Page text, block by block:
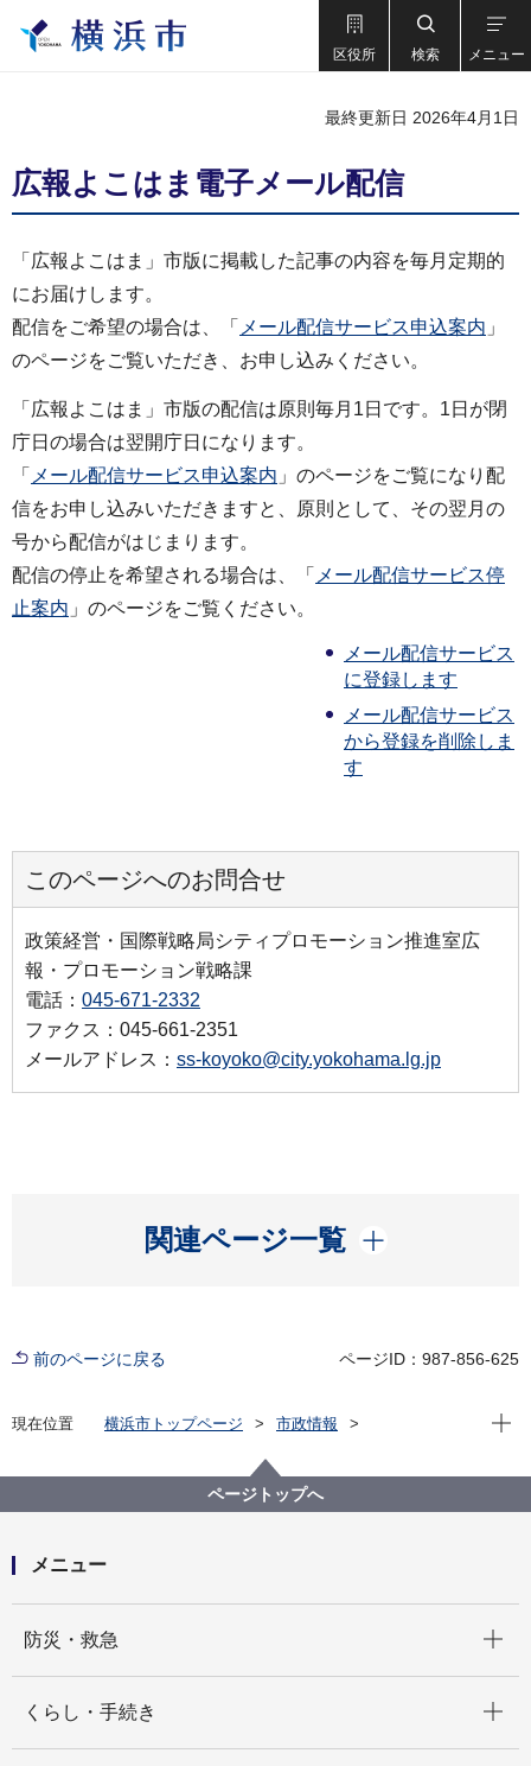
区役所 検索 メニュー
最終更新日 2026年4月1日
広報よこはま電子メール配信
「広報よこはま」市版に掲載した記事の内容を毎月定期的
にお届けします。
配信をご希望の場合は、「 メール配信サービス申込案内 」
のページをご覧いただき、お申し込みください。
「広報よこはま」市版の配信は原則毎月1日です。1日が閉
庁日の場合は翌開庁日になります。
「 メール配信サービス申込案内 」のページをご覧になり配
信をお申し込みいただきますと、原則として、その翌月の
号から配信がはじまります。
配信の停止を希望される場合は、「 メール配信サービス停
止案内 」のページをご覧ください。
メール配信サービス
に登録します
メール配信サービス
から登録を削除しま
す
このページへのお問合せ
政策経営・国際戦略局シティプロモーション推進室広
報・プロモーション戦略課
電話： 045-671-2332
ファクス：045-661-2351
メールアドレス： ss-koyoko@city.yokohama.lg.jp
関連ページ一覧
開く
前のページに戻る ページID：987-856-625
現在位置 横浜市トップページ
市政情報
広報よこはま
広報よこはま電子メール配信
広報よこはま電子メール配信
現在
ページトップへ
メニュー
防災・救急
くらし・手続き